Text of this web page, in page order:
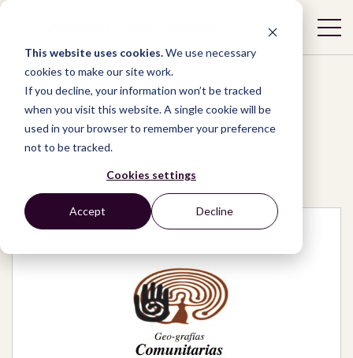
This website uses cookies.We use necessary
cookies to make our site work.
If you decline, your information won’t be tracked
when you visit this website. A single cookie will be
used in your browser to remember your preference
not to be tracked.
Cookies settings
Accept Decline
Network / Organizations /
Geo-grafías Comunitarias Colectiva